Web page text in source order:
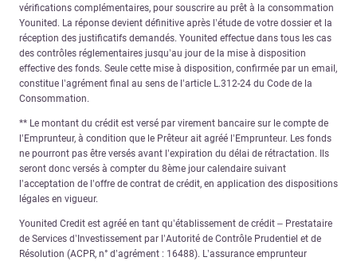
vérifications complémentaires, pour souscrire au prêt à la consommation
Younited. La réponse devient définitive après l’étude de votre dossier et la
réception des justificatifs demandés. Younited effectue dans tous les cas
des contrôles réglementaires jusqu’au jour de la mise à disposition
effective des fonds. Seule cette mise à disposition, confirmée par un email,
constitue l’agrément final au sens de l’article L.312-24 du Code de la
Consommation.
** Le montant du crédit est versé par virement bancaire sur le compte de
l’Emprunteur, à condition que le Prêteur ait agréé l’Emprunteur. Les fonds
ne pourront pas être versés avant l’expiration du délai de rétractation. Ils
seront donc versés à compter du 8ème jour calendaire suivant
l’acceptation de l’offre de contrat de crédit, en application des dispositions
légales en vigueur.
Younited Credit est agréé en tant qu’établissement de crédit – Prestataire
de Services d’Investissement par l’Autorité de Contrôle Prudentiel et de
Résolution (ACPR, n° d’agrément : 16488). L’assurance emprunteur